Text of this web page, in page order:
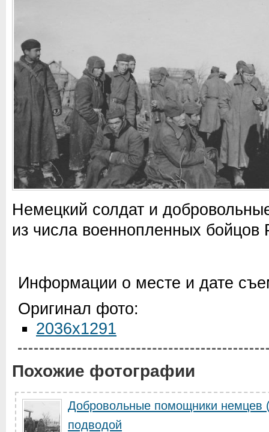
Немецкий солдат и
из числа военнопленных бойцов
Информации о месте и дате
Оригинал фото:
2036x1291
Похожие фотографии
Добровольные помощники немцев
подводой